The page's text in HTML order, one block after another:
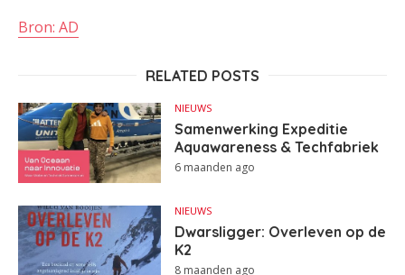
Bron: AD
RELATED POSTS
NIEUWS
Samenwerking Expeditie
Aquawareness & Techfabriek
6 maanden ago
NIEUWS
Dwarsligger: Overleven op de
K2
8 maanden ago